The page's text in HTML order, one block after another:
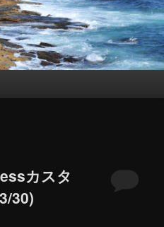
カスタ
30)